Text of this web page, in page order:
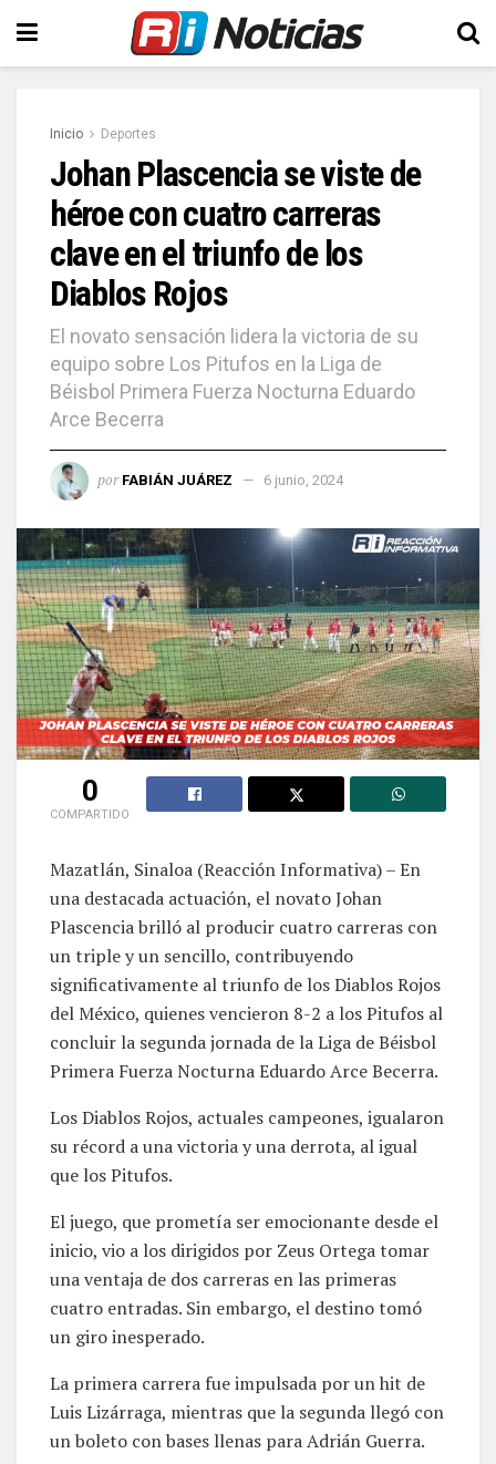
Inicio Deportes
Johan Plascencia se viste de
héroe con cuatro carreras
clave en el triunfo de los
Diablos Rojos
El novato sensación lidera la victoria de su
equipo sobre Los Pitufos en la Liga de
Béisbol Primera Fuerza Nocturna Eduardo
Arce Becerra
por FABIÁN JUÁREZ 6 junio, 2024
0
COMPARTIDO
Mazatlán, Sinaloa (Reacción Informativa) – En
una destacada actuación, el novato Johan
Plascencia brilló al producir cuatro carreras con
un triple y un sencillo, contribuyendo
significativamente al triunfo de los Diablos Rojos
del México, quienes vencieron 8-2 a los Pitufos al
concluir la segunda jornada de la Liga de Béisbol
Primera Fuerza Nocturna Eduardo Arce Becerra.
Los Diablos Rojos, actuales campeones, igualaron
su récord a una victoria y una derrota, al igual
que los Pitufos.
El juego, que prometía ser emocionante desde el
inicio, vio a los dirigidos por Zeus Ortega tomar
una ventaja de dos carreras en las primeras
cuatro entradas. Sin embargo, el destino tomó
un giro inesperado.
La primera carrera fue impulsada por un hit de
Luis Lizárraga, mientras que la segunda llegó con
un boleto con bases llenas para Adrián Guerra.